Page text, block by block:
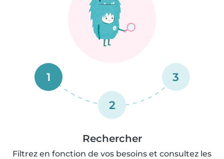
1
2
3
Rechercher
Filtrez en fonction de vos besoins et consultez les